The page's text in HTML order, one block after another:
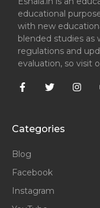
educational
with new
blended studies as
regulations and
evaluation, so visit
Categories
Blog
Facebook
Instagram